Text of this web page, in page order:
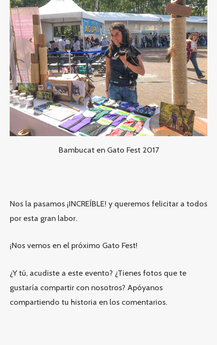
Bambucat en Gato Fest 2017
Nos la pasamos ¡INCREÍBLE! y queremos felicitar a todos
por esta gran labor.
¡Nos vemos en el próximo Gato Fest!
¿Y tú, acudiste a este evento? ¿Tienes fotos que te
gustaría compartir con nosotros? Apóyanos
compartiendo tu historia en los comentarios.